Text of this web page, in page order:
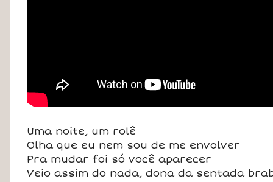
Uma noite, um rolê
Olha que eu nem sou de me envolver
Pra mudar foi só você aparecer
Veio assim do nada, dona da sentada